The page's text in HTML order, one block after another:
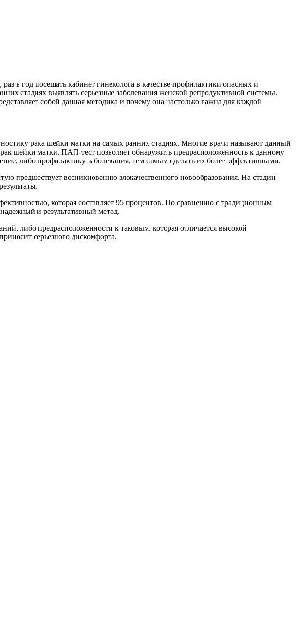
в год посещать кабинет гинеколога в качестве профилактики опасных и
стадиях выявлять серьезные заболевания женской репродуктивной системы.
собой данная методика и почему она настолько важна для каждой
рака шейки матки на самых ранних стадиях. Многие врачи называют данный
шейки матки. ПАП-тест позволяет обнаружить предрасположенность к данному
либо профилактику заболевания, тем самым сделать их более эффективными.
предшествует возникновению злокачественного новообразования. На стадии
которая составляет 95 процентов. По сравнению с традиционным
и результативный метод.
либо предрасположенности к таковым, которая отличается высокой
серьезного дискомфорта.